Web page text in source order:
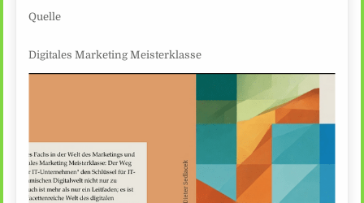
Quelle
Digitales Marketing Meisterklasse